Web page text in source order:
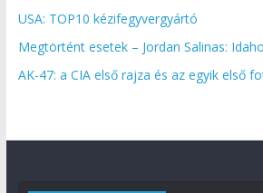
USA: TOP10 kézifegyvergyártó
Megtörtént esetek – Jordan Salinas:
AK-47: a CIA első rajza és az egyik első